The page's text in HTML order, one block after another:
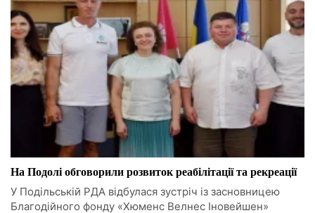
На Подолі обговорили розвиток реабілітації та рекреації
У Подільській РДА відбулася зустріч із засновницею
Благодійного фонду «Хюменс Велнес Іновейшен»